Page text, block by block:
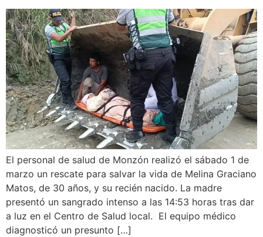
El personal de salud de Monzón realizó el sábado 1 de
marzo un rescate para salvar la vida de Melina Graciano
Matos, de 30 años, y su recién nacido. La madre
presentó un sangrado intenso a las 14:53 horas tras dar
a luz en el Centro de Salud local. El equipo médico
diagnosticó un presunto […]